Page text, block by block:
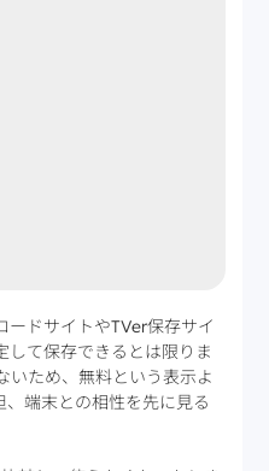
ードサイトやTVer保存サイ
して保存できるとは限りま
いため、無料という表示よ
、端末との相性を先に見る